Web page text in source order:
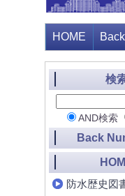
HOME
検
AND検索
Back
防水歴史図